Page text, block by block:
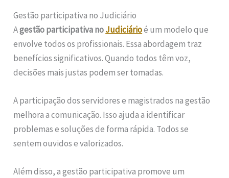
Gestão participativa no Judiciário
Agestão participativa noJudiciárioé um modelo que
envolve todos os profissionais. Essa abordagem traz
benefícios significativos. Quando todos têm voz,
decisões mais justas podem ser tomadas.
A participação dos servidores e magistrados na gestão
melhora a comunicação. Isso ajuda a identificar
problemas e soluções de forma rápida. Todos se
sentem ouvidos e valorizados.
Além disso, a gestão participativa promove um